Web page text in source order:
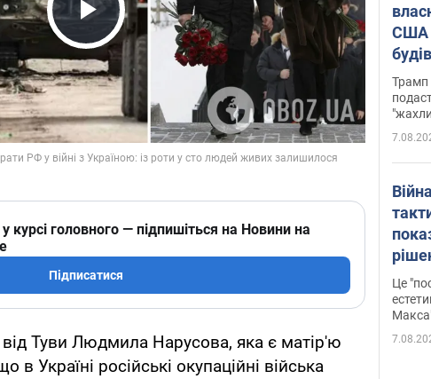
Play Video
курсі головного — підпишіться на Новини на
Підписатися
Туви Людмила Нарусова, яка є матір'ю
в Україні російські окупаційні війська
США
зали
Трамп
Фото
Це